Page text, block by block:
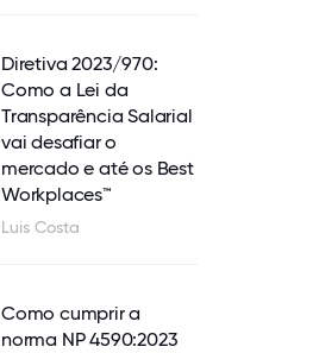
Diretiva 2023/970:
Como a Lei da
Transparência Salarial
vai desafiar o
mercado e até os Best
Workplaces™
Luis Costa
Como cumprir a
norma NP 4590:2023